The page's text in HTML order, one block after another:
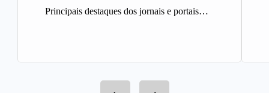
Principais destaques dos jornais e portais